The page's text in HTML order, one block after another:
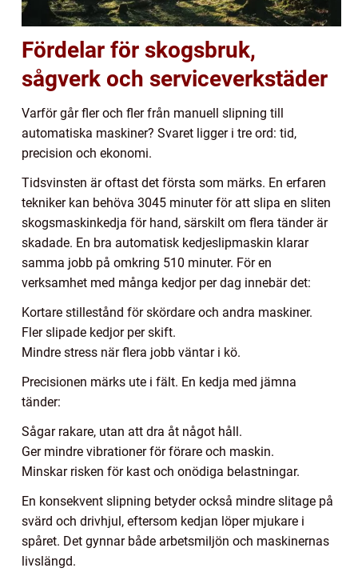
Fördelar för skogsbruk,
sågverk och serviceverkstäder
Varför går fler och fler från manuell slipning till
automatiska maskiner? Svaret ligger i tre ord: tid,
precision och ekonomi.
Tidsvinsten är oftast det första som märks. En erfaren
tekniker kan behöva 3045 minuter för att slipa en sliten
skogsmaskinkedja för hand, särskilt om flera tänder är
skadade. En bra automatisk kedjeslipmaskin klarar
samma jobb på omkring 510 minuter. För en
verksamhet med många kedjor per dag innebär det:
Kortare stillestånd för skördare och andra maskiner.
Fler slipade kedjor per skift.
Mindre stress när flera jobb väntar i kö.
Precisionen märks ute i fält. En kedja med jämna
tänder:
Sågar rakare, utan att dra åt något håll.
Ger mindre vibrationer för förare och maskin.
Minskar risken för kast och onödiga belastningar.
En konsekvent slipning betyder också mindre slitage på
svärd och drivhjul, eftersom kedjan löper mjukare i
spåret. Det gynnar både arbetsmiljön och maskinernas
livslängd.